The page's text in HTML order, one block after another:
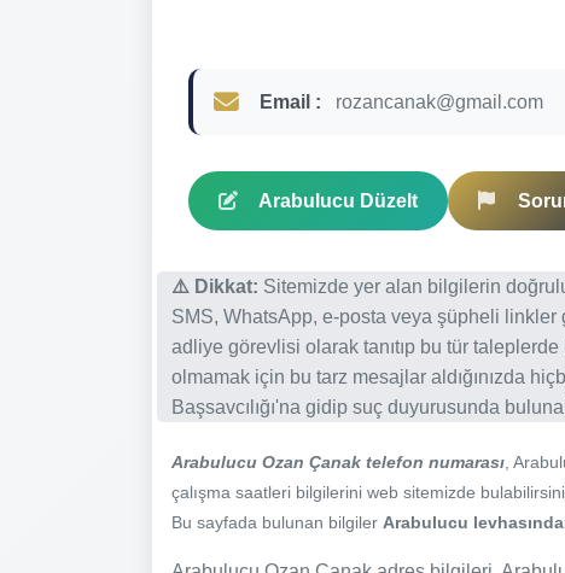
Email : rozancanak@gmail.com
Arabulucu Düzelt
⚠️ Dikkat: Sitemizde yer alan bilgilerin
SMS, WhatsApp, e-posta veya şüpheli
adliye görevlisi olarak tanıtıp bu tür
olmamak için bu tarz mesajlar aldığınızda
Başsavcılığı'na gidip suç duyurusunda
Arabulucu Ozan Çanak telefon numarası ,
çalışma saatleri bilgilerini web sitemizde
Bu sayfada bulunan bilgiler Arabulucu